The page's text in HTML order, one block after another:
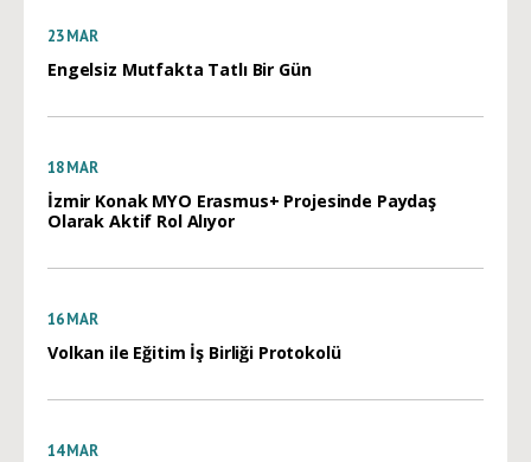
23 MAR
Engelsiz Mutfakta Tatlı Bir Gün
18 MAR
İzmir Konak MYO Erasmus+ Projesinde Paydaş
Olarak Aktif Rol Alıyor
16 MAR
Volkan ile Eğitim İş Birliği Protokolü
14 MAR